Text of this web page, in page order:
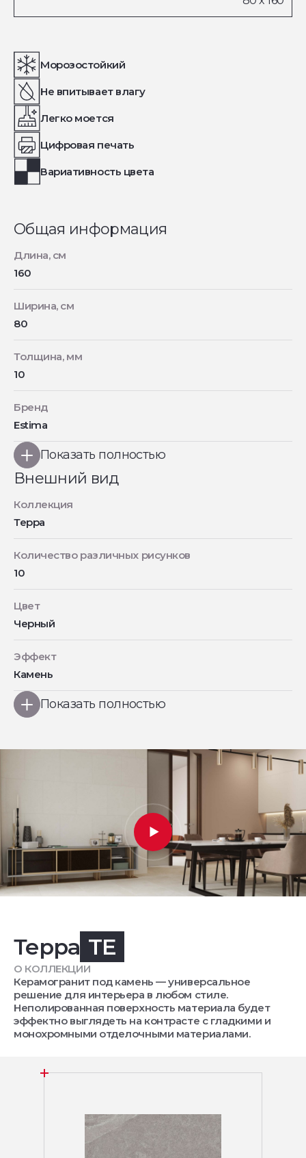
Морозостойкий
Не впитывает влагу
Легко моется
Цифровая печать
Вариативность цвета
Общая информация
Длина, см
160
Ширина, см
80
Толщина, мм
10
Бренд
Estima
Показать полностью
Внешний вид
Коллекция
Терра
Количество различных рисунков
10
Цвет
Черный
Эффект
Камень
Показать полностью
Терра TE
О КОЛЛЕКЦИИ
Керамогранит под камень — универсальное
решение для интерьера в любом стиле.
Неполированная поверхность материала будет
эффектно выглядеть на контрасте с гладкими и
монохромными отделочными материалами.